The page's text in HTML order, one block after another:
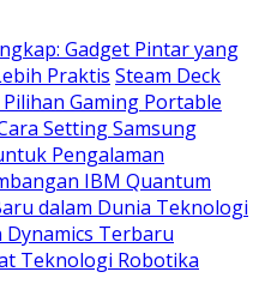
Gadget Pintar yang
Praktis Steam Deck
Gaming Portable
Setting Samsung
Pengalaman
IBM Quantum
dalam Dunia Teknologi
Terbaru
Teknologi Robotika